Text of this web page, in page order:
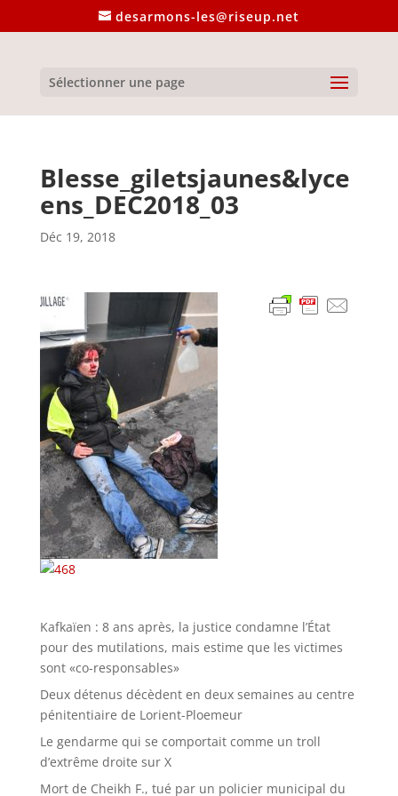
desarmons-les@riseup.net
Sélectionner une page
Blesse_giletsjaunes&lyce
ens_DEC2018_03
Déc 19, 2018
Kafkaïen : 8 ans après, la justice condamne l’État
pour des mutilations, mais estime que les victimes
sont «co-responsables»
Deux détenus décèdent en deux semaines au centre
pénitentiaire de Lorient-Ploemeur
Le gendarme qui se comportait comme un troll
d’extrême droite sur X
Mort de Cheikh F., tué par un policier municipal du